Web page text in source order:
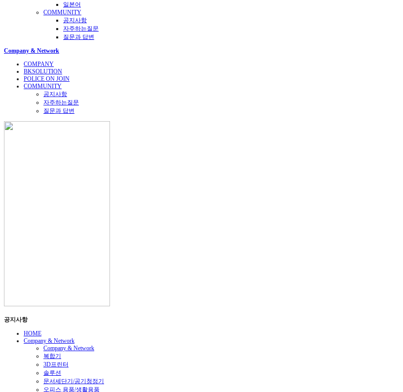
일본어
COMMUNITY
공지사항
자주하는질문
질문과 답변
Company & Network
COMPANY
BKSOLUTION
POLICE ON JOIN
COMMUNITY
공지사항
자주하는질문
질문과 답변
공지사항
HOME
Company & Network
Company & Network
복합기
3D프린터
솔루션
문서세단기/공기청정기
오피스 용품/생활용품